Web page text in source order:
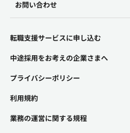
お問い合わせ
転職支援サービスに申し込む
中途採用をお考えの企業さまへ
プライバシーポリシー
利用規約
業務の運営に関する規程